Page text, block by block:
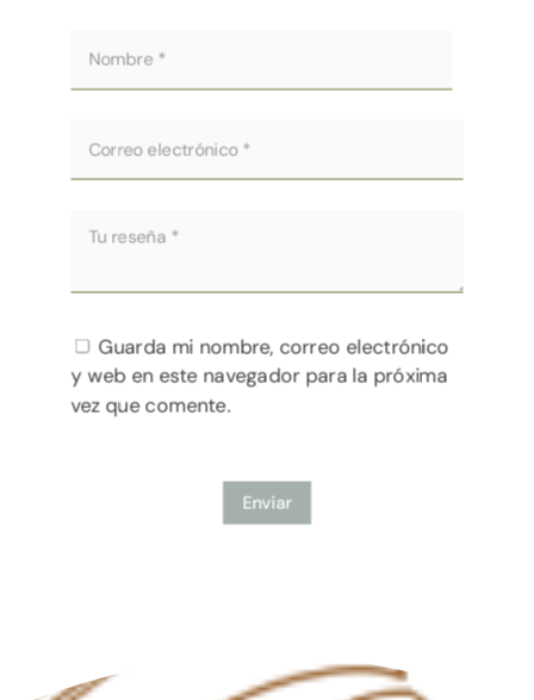
Guarda mi nombre, correo electrónico
y web en este navegador para la próxima
vez que comente.
Enviar